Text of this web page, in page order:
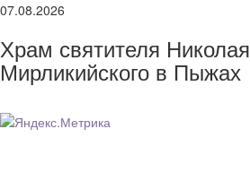
07.08.2026
Храм святителя Николая
Мирликийского в Пыжах